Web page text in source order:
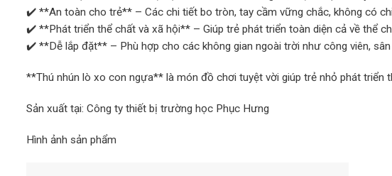
✔️ **An toàn cho trẻ** – Các chi tiết bo tròn, tay cầm vững chắc, không có
✔️ **Phát triển thể chất và xã hội** – Giúp trẻ phát triển toàn diện cả về thể
✔️ **Dễ lắp đặt** – Phù hợp cho các không gian ngoài trời như công viên,
**Thú nhún lò xo con ngựa** là món đồ chơi tuyệt vời giúp trẻ nhỏ phát triển
Sản xuất tại: Công ty thiết bị trường học Phục Hưng
Hình ảnh sản phẩm